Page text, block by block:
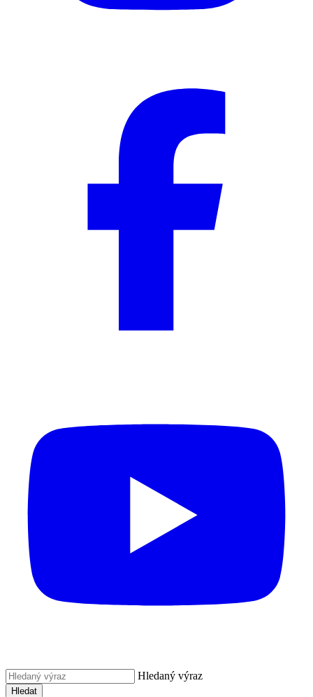
Hledaný výraz
Hledat